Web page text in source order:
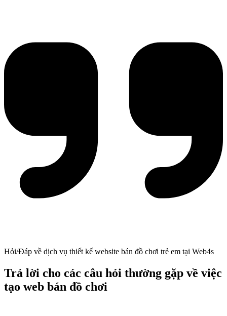
Hỏi/Đáp về dịch vụ thiết kế website bán đồ chơi trẻ em tại Web4s
Trả lời cho các câu hỏi thường gặp về việc
tạo web bán đồ chơi